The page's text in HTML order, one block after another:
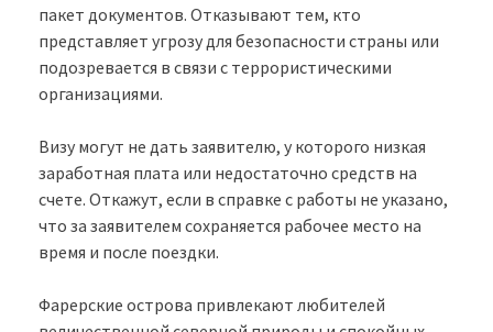
пакет документов. Отказывают тем, кто
представляет угрозу для безопасности страны или
подозревается в связи с террористическими
организациями.
Визу могут не дать заявителю, у которого низкая
заработная плата или недостаточно средств на
счете. Откажут, если в справке с работы не указано,
что за заявителем сохраняется рабочее место на
время и после поездки.
Фарерские острова привлекают любителей